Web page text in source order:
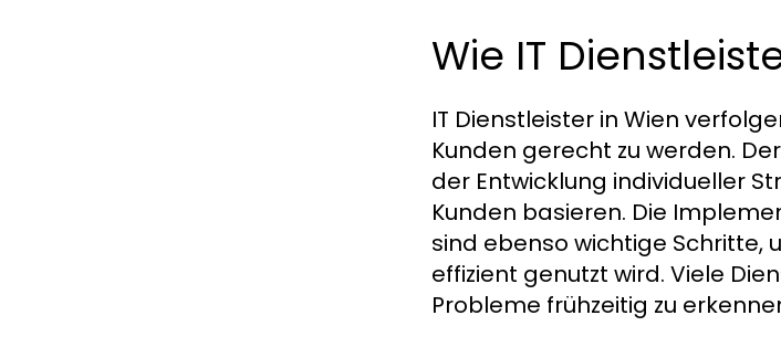
Wie IT
IT Dienstleister in Wien
Kunden gerecht zu werden.
der Entwicklung individueller
Kunden basieren. Die
sind ebenso wichtige Schritte,
effizient genutzt wird. Viele
Probleme frühzeitig zu